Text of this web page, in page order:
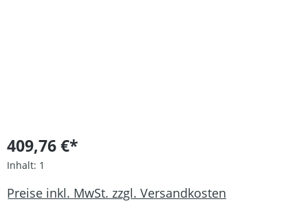
409,76 €*
Inhalt: 1
Preise inkl. MwSt. zzgl. Versandkosten